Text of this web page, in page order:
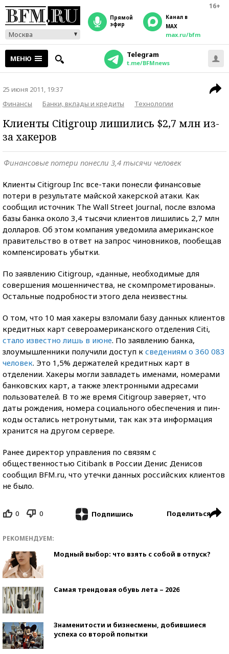
16+
Москва
прямой
эфир
Канал в
MAX
max.ru/bfm
МЕНЮ Telegram
t.me/BFMnews
25 июня 2011, 19:37
Финансы
Банки, вклады и кредиты Технологии
Клиенты Citigroup лишились $2,7 млн из-
за хакеров
Финансовые потери понесли 3,4 тысячи человек
Клиенты Citigroup Inc все-таки понесли финансовые
потери в результате майской хакерской атаки. Как
сообщил источник The Wall Street Journal, после взлома
базы банка около 3,4 тысячи клиентов лишились 2,7 млн
долларов. Об этом компания уведомила американское
правительство в ответ на запрос чиновников, пообещав
компенсировать убытки.
По заявлению Citigroup, «данные, необходимые для
совершения мошенничества, не скомпрометированы».
Остальные подробности этого дела неизвестны.
О том, что 10 мая хакеры взломали базу данных клиентов
кредитных карт североамериканского отделения Citi,
стало известно лишь в июне. По заявлению банка,
злоумышленники получили доступ к сведениям о 360 083
человек. Это 1,5% держателей кредитных карт в
отделении. Хакеры могли завладеть именами, номерами
банковских карт, а также электронными адресами
пользователей. В то же время Citigroup заверяет, что
даты рождения, номера социального обеспечения и пин-
коды остались нетронутыми, так как эта информация
хранится на другом сервере.
Ранее директор управления по связям с
общественностью Citibank в России Денис Денисов
сообщил BFM.ru, что утечки данных российских клиентов
не было.
0 0 Подпишись Поделиться
РЕКОМЕНДУЕМ:
Модный выбор: что взять с собой в отпуск?
Самая трендовая обувь лета – 2026
Знаменитости и бизнесмены, добившиеся
успеха со второй попытки